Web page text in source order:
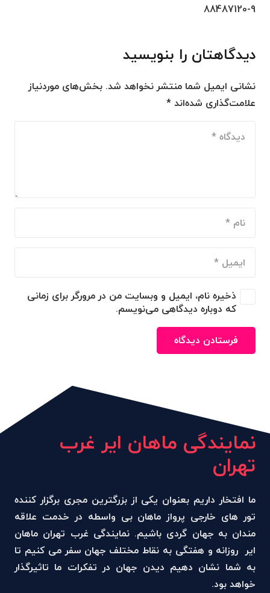
88487120-9
دیدگاهتان را بنویسید
نشانی ایمیل شما منتشر نخواهد شد. بخش‌های موردنیاز
علامت‌گذاری شده‌اند*
ذخیره نام، ایمیل و وبسایت من در مرورگر برای زمانی
که دوباره دیدگاهی می‌نویسم.
فرستادن دیدگاه
نمایندگی ماهان ایر غرب
تهران
ما افتخار داریم بعنوان یکی از بزرگترین مجری برگزار کننده
تور های خارجی پرواز ماهان بی واسطه در خدمت علاقه
مندان به جهان گردی باشیم. نمایندگی غرب تهران ماهان
ایر روزانه و هفتگی به نقاط مختلف جهان سفر می کنیم تا
به شما نشان دهیم دیدن جهان در تفکرات ما تاثیرگذار
خواهد بود.